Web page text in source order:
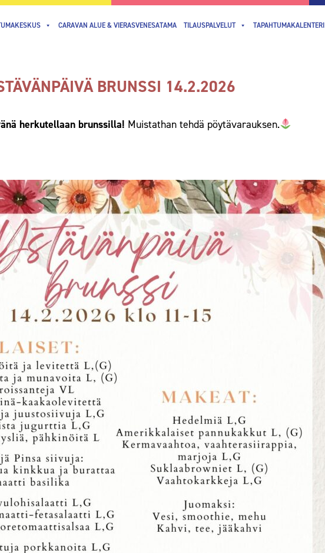
CARAVAN ALUE & VIERASVENESATAMA TILAUSPALVELUT TAPAHTUMAKALENTERI
BRUNSSI 14.2.2026
herkutellaan brunssilla! Muistathan tehdä pöytävarauksen.